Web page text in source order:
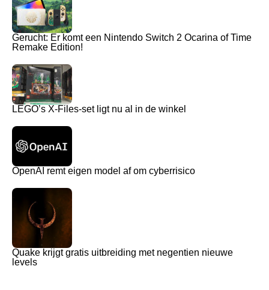
Gerucht: Er komt een Nintendo Switch 2 Ocarina of Time
Remake Edition!
LEGO’s X-Files-set ligt nu al in de winkel
OpenAI remt eigen model af om cyberrisico
Quake krijgt gratis uitbreiding met negentien nieuwe
levels